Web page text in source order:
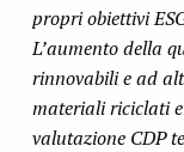
propri obiettivi
L’aumento della
rinnovabili e ad
materiali riciclati
valutazione CDP